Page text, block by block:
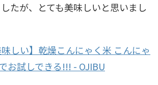
たが、とても美味しいと思いまし
味しい】乾燥こんにゃく米 こんにゃ
お試しできる!!! - OJIBU